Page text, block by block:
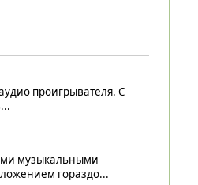
проигрывателя. С
музыкальными
гораздо...